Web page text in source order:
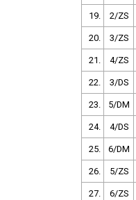
19. 2/ZS
20. 3/ZS
21. 4/ZS
22. 3/DS
23. 5/DM
24. 4/DS
25. 6/DM
26. 5/ZS
27. 6/ZS